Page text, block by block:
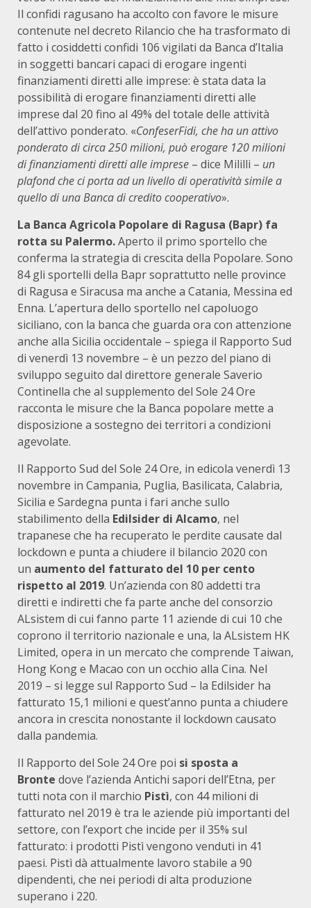
Il confidi ragusano ha accolto con favore le misure
contenute nel decreto Rilancio che ha trasformato di
fatto i cosiddetti confidi 106 vigilati da Banca d’Italia
in soggetti bancari capaci di erogare ingenti
finanziamenti diretti alle imprese: è stata data la
possibilità di erogare finanziamenti diretti alle
imprese dal 20 fino al 49% del totale delle attività
dell’attivo ponderato. «ConfeserFidi, che ha un attivo
ponderato di circa 250 milioni, può erogare 120 milioni
di finanziamenti diretti alle imprese – dice Mililli – un
plafond che ci porta ad un livello di operatività simile a
quello di una Banca di credito cooperativo».
La Banca Agricola Popolare di Ragusa (Bapr) fa
rotta su Palermo.Aperto il primo sportello che
conferma la strategia di crescita della Popolare. Sono
84 gli sportelli della Bapr soprattutto nelle province
di Ragusa e Siracusa ma anche a Catania, Messina ed
Enna. L’apertura dello sportello nel capoluogo
siciliano, con la banca che guarda ora con attenzione
anche alla Sicilia occidentale – spiega il Rapporto Sud
di venerdì 13 novembre – è un pezzo del piano di
sviluppo seguito dal direttore generale Saverio
Continella che al supplemento del Sole 24 Ore
racconta le misure che la Banca popolare mette a
disposizione a sostegno dei territori a condizioni
agevolate.
Il Rapporto Sud del Sole 24 Ore, in edicola venerdì 13
novembre in Campania, Puglia, Basilicata, Calabria,
Sicilia e Sardegna punta i fari anche sullo
stabilimento della Edilsider di Alcamo, nel
trapanese che ha recuperato le perdite causate dal
lockdown e punta a chiudere il bilancio 2020 con
un aumento del fatturato del 10 per cento
rispetto al 2019. Un’azienda con 80 addetti tra
diretti e indiretti che fa parte anche del consorzio
ALsistem di cui fanno parte 11 aziende di cui 10 che
coprono il territorio nazionale e una, la ALsistem HK
Limited, opera in un mercato che comprende Taiwan,
Hong Kong e Macao con un occhio alla Cina. Nel
2019 – si legge sul Rapporto Sud – la Edilsider ha
fatturato 15,1 milioni e quest’anno punta a chiudere
ancora in crescita nonostante il lockdown causato
dalla pandemia.
Il Rapporto del Sole 24 Ore poi si sposta a
Bronte dove l’azienda Antichi sapori dell’Etna, per
tutti nota con il marchio Pistì, con 44 milioni di
fatturato nel 2019 è tra le aziende più importanti del
settore, con l’export che incide per il 35% sul
fatturato: i prodotti Pistì vengono venduti in 41
paesi. Pistì dà attualmente lavoro stabile a 90
dipendenti, che nei periodi di alta produzione
superano i 220.